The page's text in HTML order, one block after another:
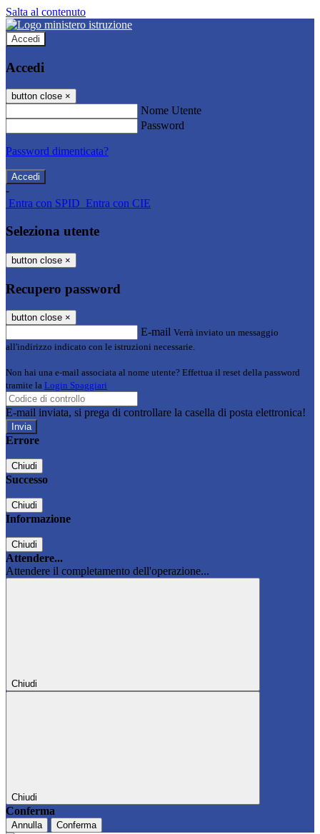
Salta al contenuto
Accedi
Accedi
button close ×
Nome Utente
Password
Password dimenticata?
-
Entra con SPID Entra con CIE
Seleziona utente
button close ×
Recupero password
button close ×
E-mail Verrà inviato un messaggio
all'indirizzo indicato con le istruzioni necessarie.
Non hai una e-mail associata al nome utente? Effettua il reset della password
tramite la Login Spaggiari
E-mail inviata, si prega di controllare la casella di posta elettronica!
Errore
Chiudi
Successo
Chiudi
Informazione
Chiudi
Attendere...
Attendere il completamento dell'operazione...
Chiudi
Chiudi
Conferma
Annulla Conferma